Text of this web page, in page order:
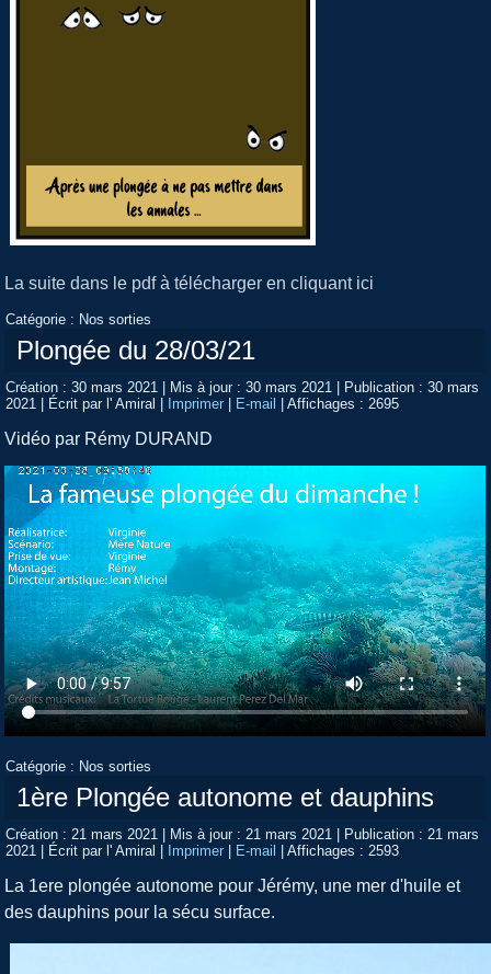
La suite dans le pdf à télécharger en cliquant ici
Catégorie : Nos sorties
Plongée du 28/03/21
Création : 30 mars 2021 | Mis à jour : 30 mars 2021 | Publication : 30 mars
2021 | Écrit par l' Amiral | Imprimer | E-mail |Affichages : 2695
Vidéo par Rémy DURAND
Catégorie : Nos sorties
1ère Plongée autonome et dauphins
Création : 21 mars 2021 | Mis à jour : 21 mars 2021 | Publication : 21 mars
2021 | Écrit par l' Amiral | Imprimer | E-mail |Affichages : 2593
La 1ere plongée autonome pour Jérémy, une mer d'huile et
des dauphins pour la sécu surface.